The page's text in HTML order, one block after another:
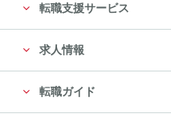
転職支援サービス
求人情報
転職ガイド